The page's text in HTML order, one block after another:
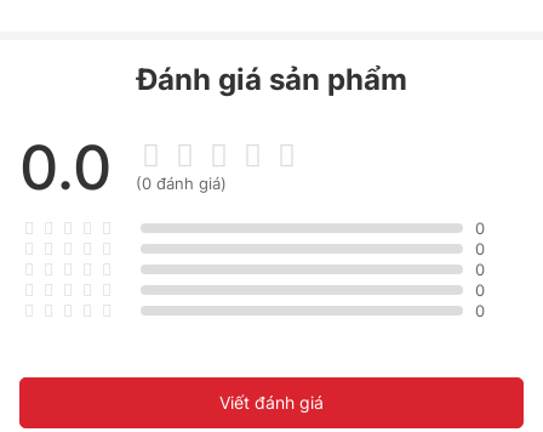
Đánh giá sản phẩm
0.0 (0 đánh giá)
0
0
0
0
0
Viết đánh giá